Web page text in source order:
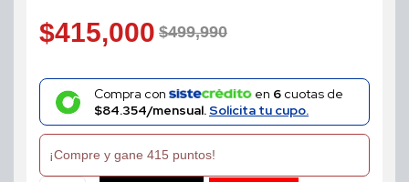
$499,990
Original
price
was:
$499,990.
$415,000
Current
price
is:
$415,000.
Compra con en 6cuotas de
$84.354/mensual.Solicita tu cupo.
¡Compre y gane 415 puntos!